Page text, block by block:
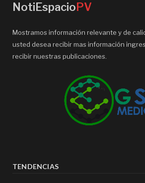
NotiEspacioPV
Mostramos información relevante y de
usted desea recibir mas información
recibir nuestras publicaciones.
TENDENCIAS